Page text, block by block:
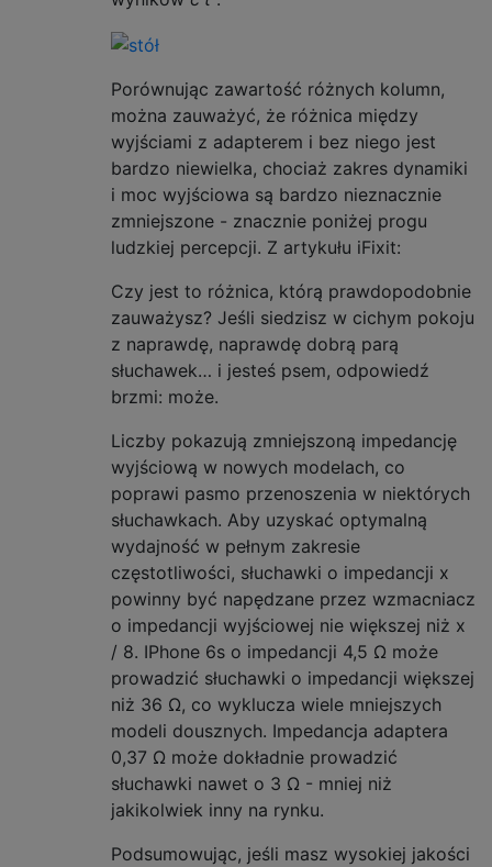
Porównując zawartość różnych kolumn,
można zauważyć, że różnica między
wyjściami z adapterem i bez niego jest
bardzo niewielka, chociaż zakres dynamiki
i moc wyjściowa są bardzo nieznacznie
zmniejszone - znacznie poniżej progu
ludzkiej percepcji. Z artykułu iFixit:
Czy jest to różnica, którą prawdopodobnie
zauważysz? Jeśli siedzisz w cichym pokoju
z naprawdę, naprawdę dobrą parą
słuchawek… i jesteś psem, odpowiedź
brzmi: może.
Liczby pokazują zmniejszoną impedancję
wyjściową w nowych modelach, co
poprawi pasmo przenoszenia w niektórych
słuchawkach. Aby uzyskać optymalną
wydajność w pełnym zakresie
częstotliwości, słuchawki o impedancji x
powinny być napędzane przez wzmacniacz
o impedancji wyjściowej nie większej niż x
/ 8. IPhone 6s o impedancji 4,5 Ω może
prowadzić słuchawki o impedancji większej
niż 36 Ω, co wyklucza wiele mniejszych
modeli dousznych. Impedancja adaptera
0,37 Ω może dokładnie prowadzić
słuchawki nawet o 3 Ω - mniej niż
jakikolwiek inny na rynku.
Podsumowując, jeśli masz wysokiej jakości